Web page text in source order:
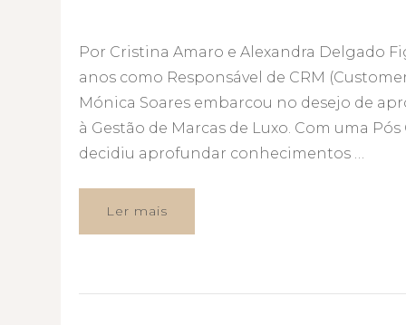
Por Cristina Amaro e Alexandra Delgado
anos como Responsável de CRM
Mónica Soares embarcou no desejo de
à Gestão de Marcas de Luxo. Com uma
decidiu aprofundar conhecimentos …
Ler mais